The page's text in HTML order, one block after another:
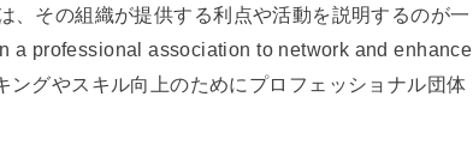
その組織が提供する利点や活動を説明するのが一
a professional association to network and enhance
グやスキル向上のためにプロフェッショナル団体